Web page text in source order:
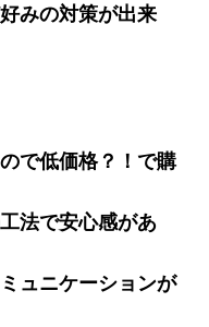
みの対策が出来
で低価格？！で購
法で安心感があ
ュニケーションが